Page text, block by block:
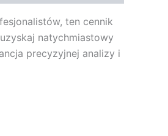
ten cennik
natychmiastowy
precyzyjnej analizy i